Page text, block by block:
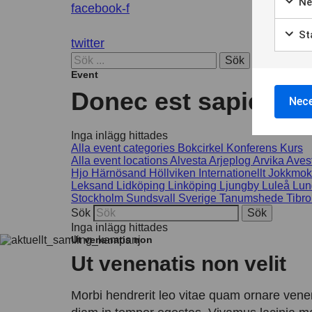
facebook-f
twitter
Sök
Event
Donec est sapien,
Inga inlägg hittades
Alla event categories Bokcirkel Konferens Kurs
Alla event locationsAlvesta Arjeplog Arvika
Hjo Härnösand Höllviken Internationellt
Leksand Lidköping Linköping Ljungby Luleå
Stockholm Sundsvall Sverige Tanumshede Tibro
Sök
Inga inlägg hittades
Ut venenatis non
Ut venenatis non velit
Morbi hendrerit leo vitae quam ornare